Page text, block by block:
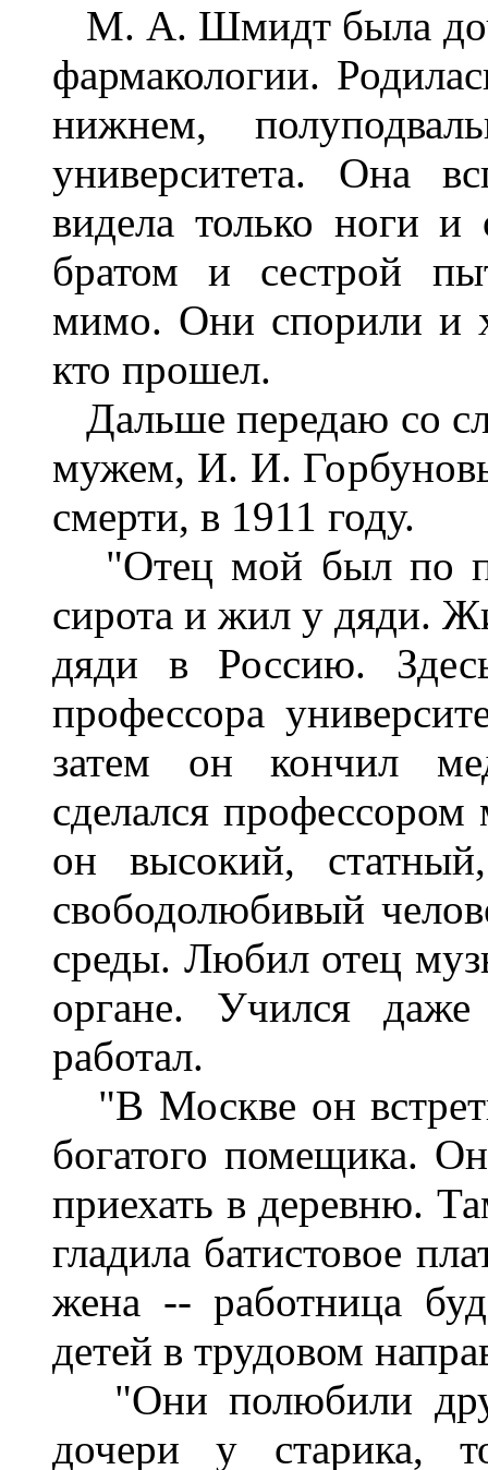
М. А. Шмидт была
фармакологии.
нижнем,
университета. Она
видела только ноги
братом и сестрой
мимо. Они спорили и
кто прошел.
Дальше передаю со
мужем, И. И.
смерти, в 1911 году.
"Отец мой был по
сирота и жил у дяди.
дяди в Россию.
профессора
затем он кончил
сделался профессором
он высокий,
свободолюбивый
среды. Любил отец
органе. Учился
работал.
"В Москве он
богатого помещика.
приехать в деревню.
гладила батистовое
жена -- работница
детей в трудовом
"Они полюбили
дочери у старика,